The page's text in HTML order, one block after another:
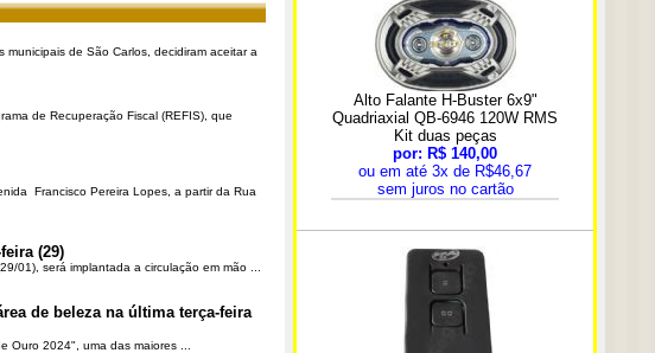
de São Carlos, decidiram aceitar a
de Recuperação Fiscal (REFIS), que
Francisco Pereira Lopes, a partir da Rua
(29)
01), será implantada a circulação em mão ...
de beleza na última terça-feira
Ouro 2024", uma das maiores ...